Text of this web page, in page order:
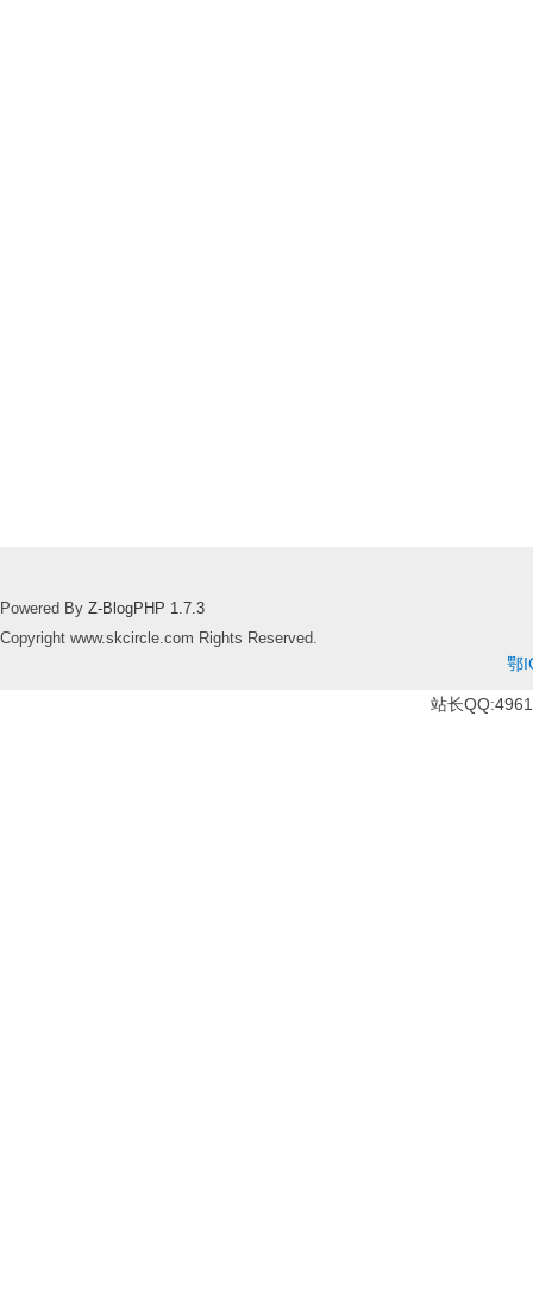
Powered By Z-BlogPHP 1.7.3
Copyright www.skcircle.com Rights Reserved.
鄂
站长